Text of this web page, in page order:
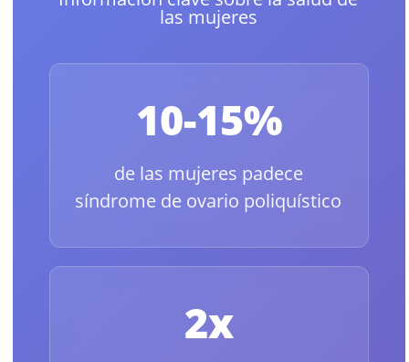
las mujeres
10-15%
de las mujeres padece
síndrome de ovario poliquístico
2x